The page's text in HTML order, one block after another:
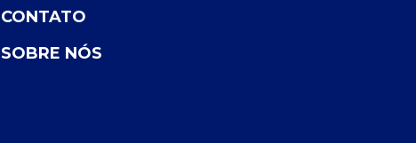
CONTATO
SOBRE NÓS